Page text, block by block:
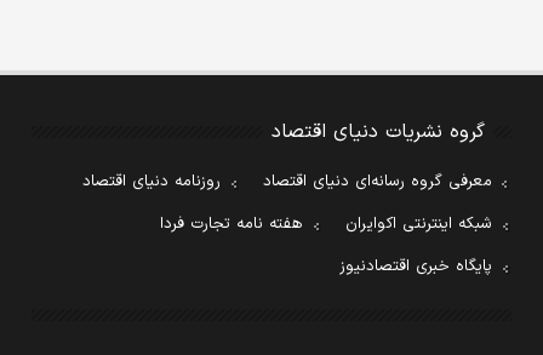
گروه نشریات دنیای اقتصاد
معرفی گروه رسانه‌ای دنیای اقتصاد
روزنامه دنیای اقتصاد
شبکه اینترنتی اکوایران
هفته نامه تجارت فردا
پایگاه خبری اقتصادنیوز